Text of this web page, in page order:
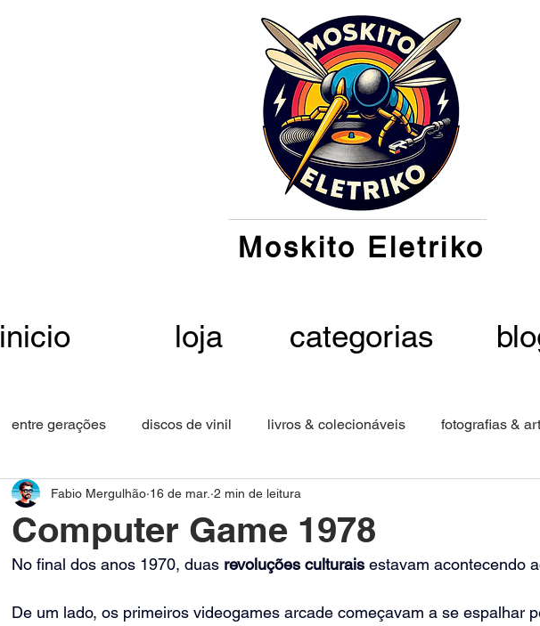
Moskito Eletriko
inicio loja categorias
entre gerações discos de vinil livros & colecionáveis fotografias &
Computer Game 1978
Fabio Mergulhão 16 de mar. 2 min de leitura
No final dos anos 1970, duas revoluções culturais estavam acontecendo
De um lado, os primeiros videogames arcade começavam a se espalhar